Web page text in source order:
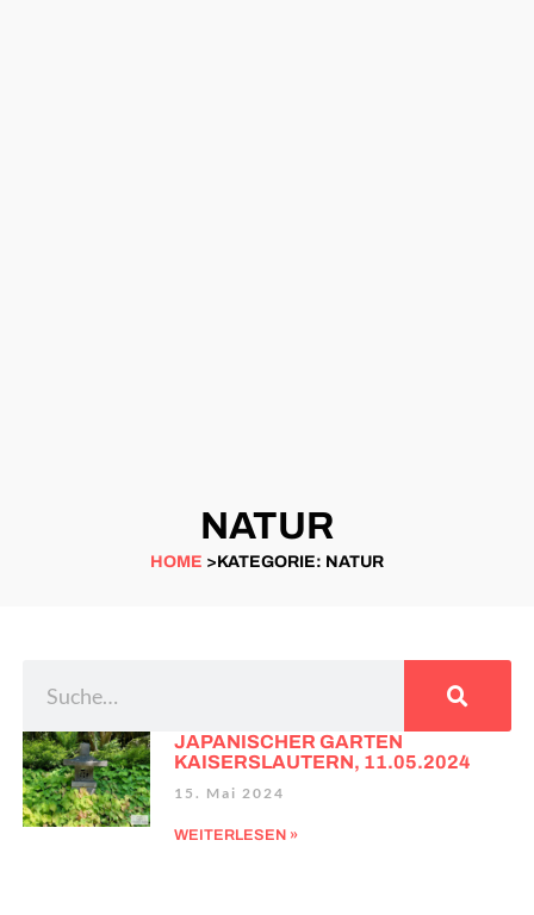
NATUR
HOME >KATEGORIE: NATUR
JAPANISCHER GARTEN
KAISERSLAUTERN, 11.05.2024
15. Mai 2024
WEITERLESEN »